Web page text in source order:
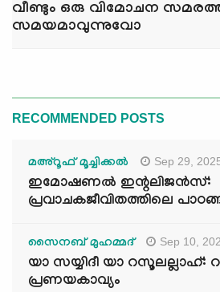
വീണ്ടും ഒരു വിമോചന
സമയമാവുന്നുവോ
RECOMMENDED POSTS
മഅ്റൂഫ് മൂച്ചിക്കല്‍ Sep 29,
ഇമോഷണൽ ഇന്റലിജൻസ്:
പ്രവാചകജീവിതത്തിലെ
സൈനബ് മുഹമ്മദ് Sep 10,
യാ സയ്യിദീ യാ റസൂലല്ലാഹ്:
പ്രണയകാവ്യം